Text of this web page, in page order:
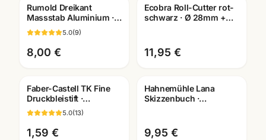
Rumold Dreikant
Massstab Aluminium ·
Lineal in mehreren
Groessen · Technisches
Zeichnen
5.0(9)
8,00 €
Ecobra Roll-Cutter rot-
schwarz · Ø 28mm +
11,95 €
Faber-Castell TK Fine
Druckbleistift ·
0,35/0,5/0,7/1,0mm · mit
passenden Minen
5.0(13)
1,59 €
Hahnemühle Lana
Skizzenbuch ·
Künstler
9,95 €